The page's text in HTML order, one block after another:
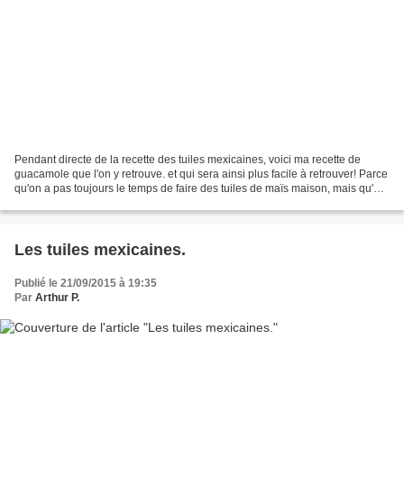
Pendant directe de la recette des tuiles mexicaines, voici ma recette de
guacamole que l'on y retrouve. et qui sera ainsi plus facile à retrouver! Parce
qu'on a pas toujours le temps de faire des tuiles de maïs maison, mais qu'un
Les tuiles mexicaines.
Publié le 21/09/2015 à 19:35
Par Arthur P.